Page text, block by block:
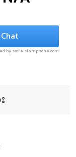
by store.siamphone.com